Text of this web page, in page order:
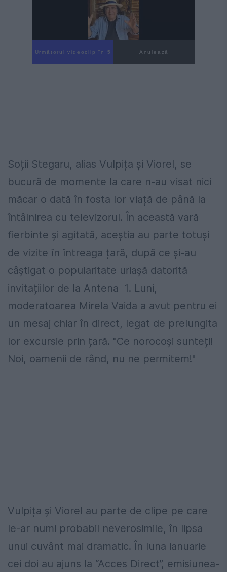
Următorul videoclip în 4 Anulează
Soții Stegaru, alias Vulpița și Viorel, se
bucură de momente la care n-au visat nici
măcar o dată în fosta lor viață de până la
întâlnirea cu televizorul. În această vară
fierbinte și agitată, aceștia au parte totuși
de vizite în întreaga țară, după ce și-au
câștigat o popularitate uriașă datorită
invitațiilor de la Antena 1. Luni,
moderatoarea Mirela Vaida a avut pentru ei
un mesaj chiar în direct, legat de prelungita
lor excursie prin țară. "Ce norocoși sunteți!
Noi, oamenii de rând, nu ne permitem!"
Vulpița și Viorel au parte de clipe pe care
le-ar numi probabil neverosimile, în lipsa
unui cuvânt mai dramatic. În luna ianuarie
cei doi au ajuns la “Acces Direct”, emisiunea-